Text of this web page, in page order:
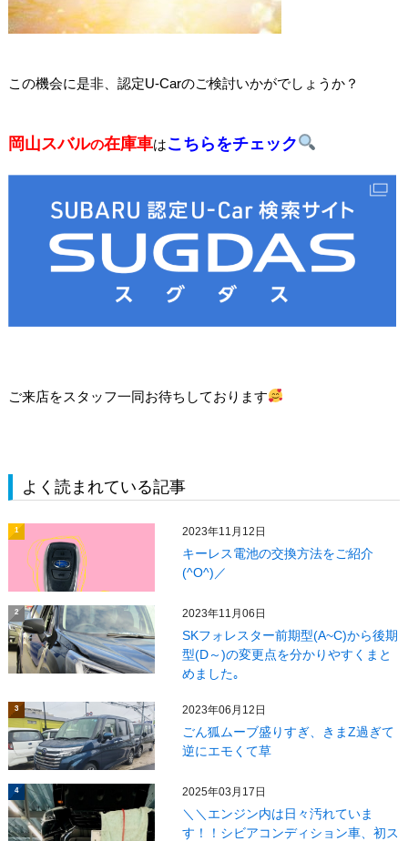
この機会に是非、認定U-Carのご検討いかがでしょうか？
岡山スバルの在庫車はこちらをチェック
ご来店をスタッフ一同お待ちしております
よく読まれている記事
1 2023年11月12日
キーレス電池の交換方法をご紹介
(^O^)／
2 2023年11月06日
SKフォレスター前期型(A~C)から後期
型(D～)の変更点を分かりやすくまと
めました｡
3 2023年06月12日
ごん狐ムーブ盛りすぎ、きまZ過ぎて
逆にエモくて草
4 2025年03月17日
＼＼エンジン内は日々汚れていま
す！！シビアコンディション車、初ス